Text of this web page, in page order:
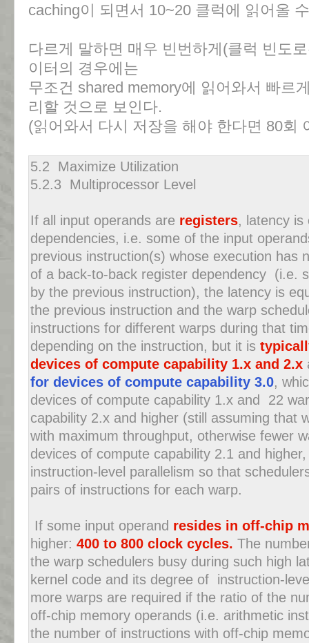
caching이 되면서 10~20 클럭에 읽어올
다르게 말하면 매우 빈번하게(클럭 빈도
이터의 경우에는
무조건 shared memory에 읽어와서 빠르
리할 것으로 보인다.
(읽어와서 다시 저장을 해야 한다면 80회
5.2 Maximize Utilization
5.2.3 Multiprocessor Level
If all input operands are registers, latency is
dependencies, i.e. some of the input
previous instruction(s) whose execution has
of a back-to-back register dependency (i.e.
by the previous instruction), the latency is
the previous instruction and the warp
instructions for different warps during that
depending on the instruction, but it is
devices of compute capability 1.x and 2.x
for devices of compute capability 3.0,
devices of compute capability 1.x and 22
capability 2.x and higher (still assuming that
with maximum throughput, otherwise fewer
devices of compute capability 2.1 and
instruction-level parallelism so that
pairs of instructions for each warp.
If some input operand resides in off-chip
higher: 400 to 800 clock cycles. The
the warp schedulers busy during such high
kernel code and its degree of instruction-
more warps are required if the ratio of the
off-chip memory operands (i.e. arithmetic
the number of instructions with off-chip